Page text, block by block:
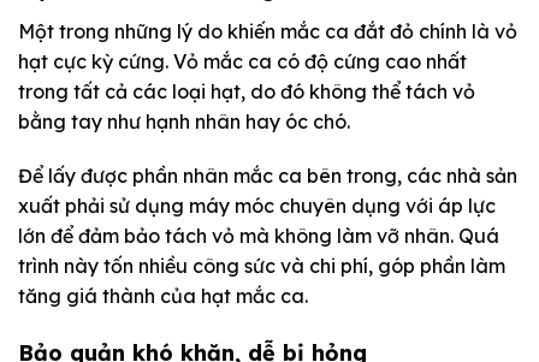
Một trong những lý do khiến mắc ca đắt đỏ chính là vỏ
hạt cực kỳ cứng. Vỏ mắc ca có độ cứng cao nhất
trong tất cả các loại hạt, do đó không thể tách vỏ
bằng tay như hạnh nhân hay óc chó.
Để lấy được phần nhân mắc ca bên trong, các nhà sản
xuất phải sử dụng máy móc chuyên dụng với áp lực
lớn để đảm bảo tách vỏ mà không làm vỡ nhân. Quá
trình này tốn nhiều công sức và chi phí, góp phần làm
tăng giá thành của hạt mắc ca.
Bảo quản khó khăn, dễ bị hỏng